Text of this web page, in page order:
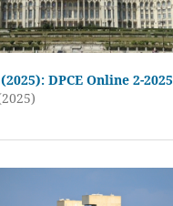
DPCE Online 2-2025